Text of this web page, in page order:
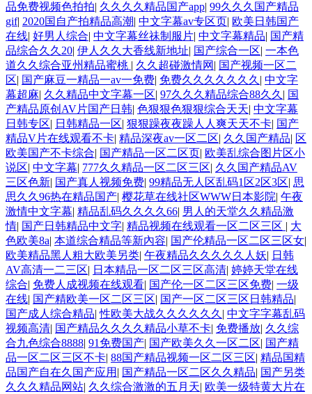
品免费视频色拍拍| 久久久久精品国产app| 99久久久国产精品
gif| 2020国自产拍精品高潮| 中文字幕av专区页| 欧美日韩国产
在线| 好男人综合| 中文字幕丝祙制服片| 中文字幕精品| 国产精
品综合久久20| 伊人久久大香线新地址| 国产综合一区| 一本色
道久久综合亚州精品蜜桃 | 久久超碰激情网 | 国产视频一区二
区| 国产麻豆一精品一av一免费| 免费久久久久久久久 | 中文字
幕超麻| 久久精品中文字幕一区| 97久久久精品综合88久久 | 国
产精品原创AV片国产日韩| 色狠狠色狠狠综合天天| 中文字幕
日韩专区| 日韩精品一区| 狠狠躁夜夜躁人人爽天天不卡| 国产
精品V片在线观看不卡| 精品深夜av一区二区| 久久国产精品| 区
欧美国产不卡综合| 国产精品一区二区页| 欧美乱综合图片区小
说区| 中文字幕| 777久久精品一区二区三区| 久久国产精品AV
三区色新| 国产真人视频免费| 99精品无人区乱码1区2区3区| 思
思久久96热在精品国产| 樱花草在线社区WWW日本影院| 午夜
激情中文字幕| 精品乱码久久久久66| 男人的天堂久久精品激
情| 国产日韩精品中文字| 精品视频在线观看一区二区三区 | 大
色欧美8a| 本道综合精品等新內容| 国产伦精品一区二区三区女|
欧美精品黑人粗大欧美另类| 午夜精品久久久久久人妖| 日韩
AV高清一二三区| 日本精品一区二区三区高清| 婷婷天堂在线
综合| 免费人成视频在线观看| 国产伦一区二区三区免费| 一级
在线| 国产精欧美一区二区三区| 国产一区二区三区日韩精品|
国产成人综合精品|性欧美大战久久久久久久 | 中文字字幕乱码
视频高清| 国产精品久久久久精品小草不卡| 免费播放| 久久综
合九色综合8888| 91免费国产| 国产欧美久久一区二区| 国产精
品一区二区三区不卡| 88国产精品视频一区二区三区| 精品国精
品国产自在久国产应用 | 国产精品一区二区久久精品| 国产另类
久久久精品网站| 久久综合激激的五月天| 欧美一级特黄大片在